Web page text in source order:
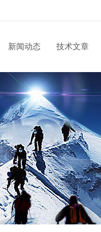
新闻动态 技术文章